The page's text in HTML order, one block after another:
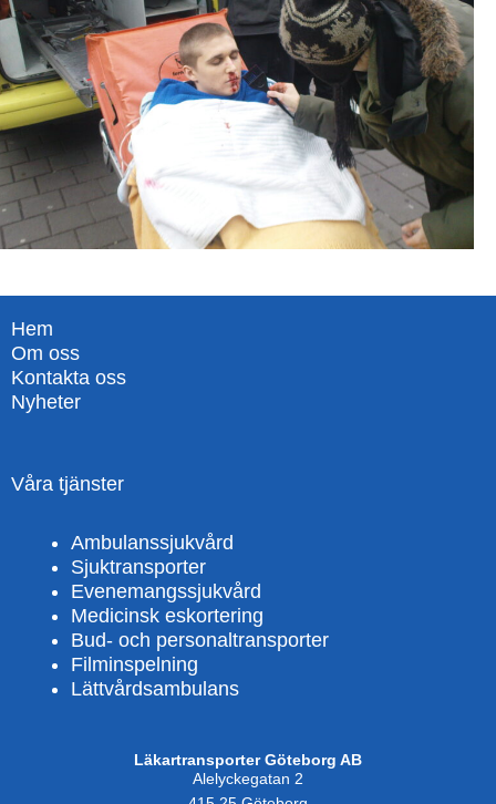
Hem
Om oss
Kontakta oss
Nyheter
Våra tjänster
Ambulanssjukvård
Sjuktransporter
Evenemangssjukvård
Medicinsk eskortering
Bud- och personaltransporter
Filminspelning
Lättvårdsambulans
Läkartransporter Göteborg AB
Alelyckegatan 2